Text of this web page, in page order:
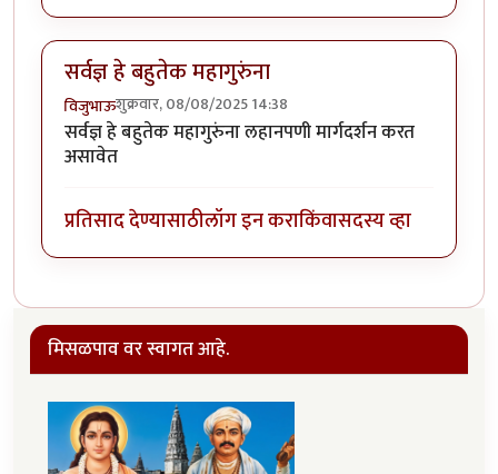
सर्वज्ञ हे बहुतेक महागुरुंना
विजुभाऊशुक्रवार, 08/08/2025 14:38
सर्वज्ञ हे बहुतेक महागुरुंना लहानपणी मार्गदर्शन करत
असावेत
प्रतिसाद देण्यासाठीलॉग इन कराकिंवासदस्य व्हा
मिसळपाव वर स्वागत आहे.